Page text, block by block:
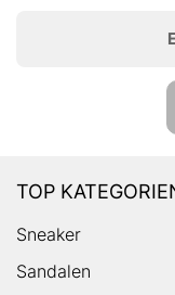
TOP
Sneaker
Sandalen